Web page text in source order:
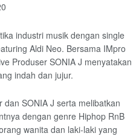
industri musik dengan single
Aldi Neo. Bersama IMpro
Produser SONIA J menyatakan
indah dan jujur.
dan SONIA J serta melibatkan
dengan genre Hiphop RnB
wanita dan laki-laki yang